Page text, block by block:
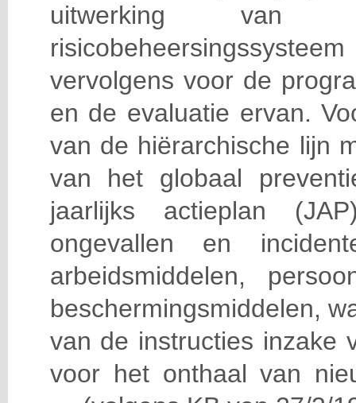
uitwerking van
vervolgens voor de
en de evaluatie ervan.
van de hiërarchische lijn
van het globaal
jaarlijks actieplan
ongevallen en
arbeidsmiddelen,
beschermingsmiddelen,
van de instructies inzake
voor het onthaal van